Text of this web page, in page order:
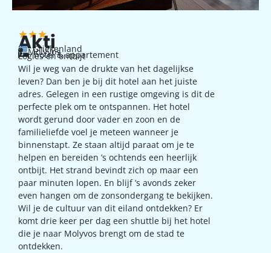
Akti
Griekenland
Molyvos
hotel & appartement
Logies en ontbijt
Wil je weg van de drukte van het dagelijkse
leven? Dan ben je bij dit hotel aan het juiste
adres. Gelegen in een rustige omgeving is dit de
perfecte plek om te ontspannen. Het hotel
wordt gerund door vader en zoon en de
familieliefde voel je meteen wanneer je
binnenstapt. Ze staan altijd paraat om je te
helpen en bereiden ’s ochtends een heerlijk
ontbijt. Het strand bevindt zich op maar een
paar minuten lopen. En blijf ’s avonds zeker
even hangen om de zonsondergang te bekijken.
Wil je de cultuur van dit eiland ontdekken? Er
komt drie keer per dag een shuttle bij het hotel
die je naar Molyvos brengt om de stad te
ontdekken.